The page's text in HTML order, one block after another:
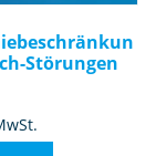
Störungen